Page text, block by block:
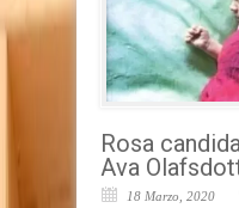
Rosa
Ava
18 Marzo, 2020